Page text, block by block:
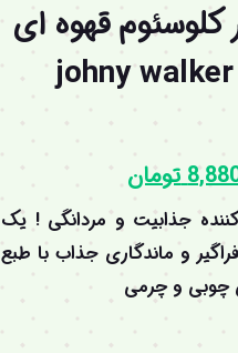
قهوه ای
johny
تومان
کننده جذابیت و مردانگی ! یک
و ماندگاری جذاب با طبع
چوبی و چرمی